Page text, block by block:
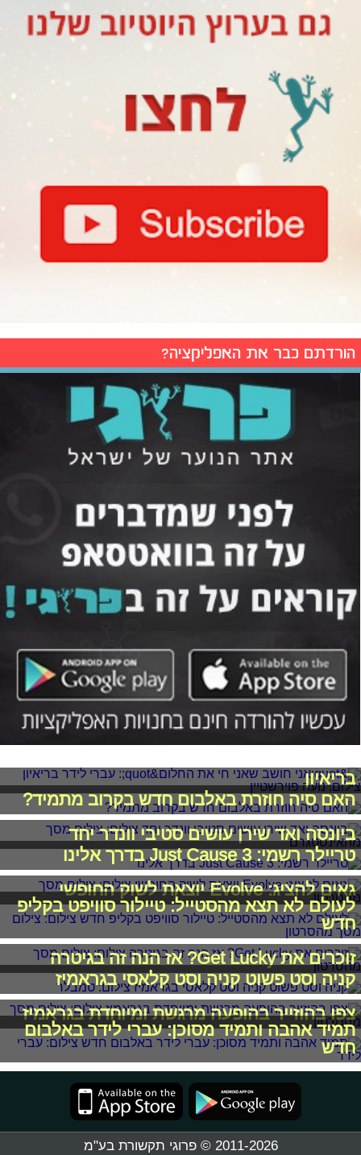
הורדתם כבר את האפליקציה?
בריאיון
האם סיה חוזרת באלבום חדש בקרוב מתמיד?
ביונסה ואד שירן עושים סטיבי וונדר יחד
טריילר רשמי: Just Cause 3 בדרך אלינו
גאים להציג: Evolve יוצאת לשוק החופשי
לעולם לא תצא מהסטייל: טיילור סוויפט בקליפ
חדש
זוכרים את Get Lucky? אז הנה זה בגיטרה
קניה וסט פשוט קניה וסט קלאסי בגראמיז
צפו בהוזייר בהופעה מרגשת ומיוחדת בגראמיז
תמיד אהבה ותמיד מסוכן: עברי לידר באלבום
חדש
2011-2026 © פרוגי תקשורת בע"מ